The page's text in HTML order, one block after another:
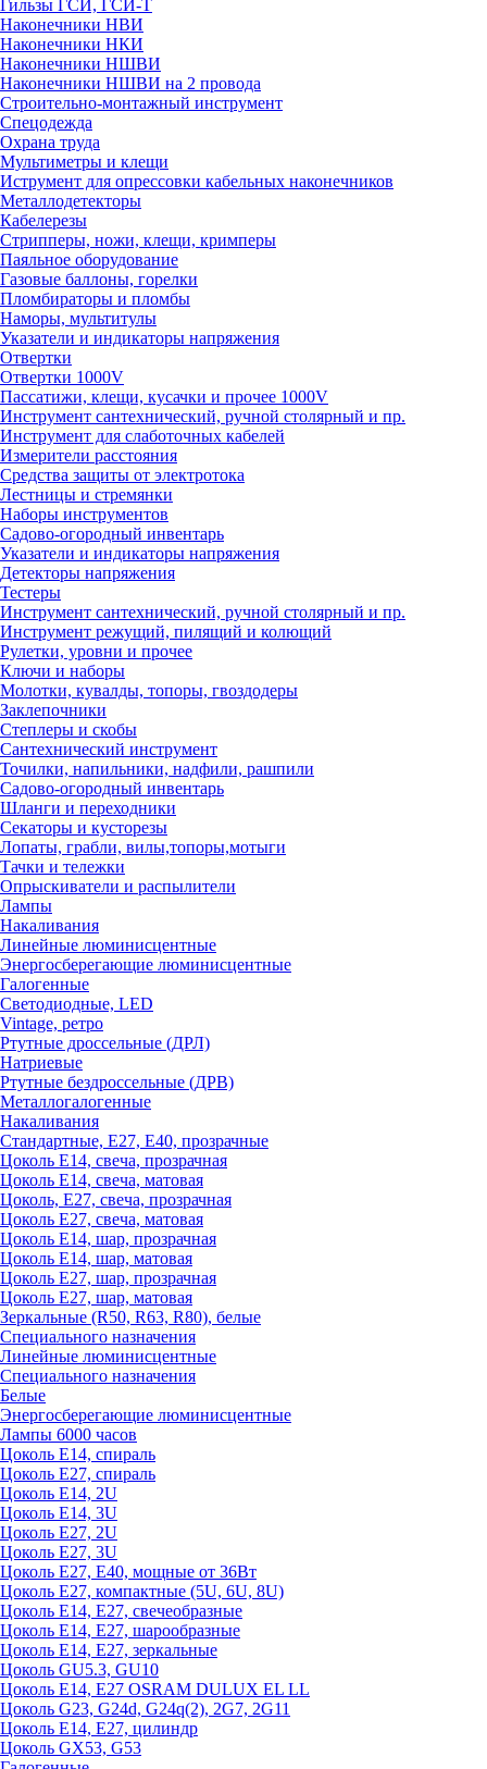
Гильзы ГСИ, ГСИ-Т
Наконечники НВИ
Наконечники НКИ
Наконечники НШВИ
Наконечники НШВИ на 2 провода
Строительно-монтажный инструмент
Спецодежда
Охрана труда
Мультиметры и клещи
Иструмент для опрессовки кабельных наконечников
Металлодетекторы
Кабелерезы
Стрипперы, ножи, клещи, кримперы
Паяльное оборудование
Газовые баллоны, горелки
Пломбираторы и пломбы
Наморы, мультитулы
Указатели и индикаторы напряжения
Отвертки
Отвертки 1000V
Пассатижи, клещи, кусачки и прочее 1000V
Инструмент сантехнический, ручной столярный и пр.
Инструмент для слаботочных кабелей
Измерители расстояния
Средства защиты от электротока
Лестницы и стремянки
Наборы инструментов
Садово-огородный инвентарь
Указатели и индикаторы напряжения
Детекторы напряжения
Тестеры
Инструмент сантехнический, ручной столярный и пр.
Инструмент режущий, пилящий и колющий
Рулетки, уровни и прочее
Ключи и наборы
Молотки, кувалды, топоры, гвоздодеры
Заклепочники
Степлеры и скобы
Сантехнический инструмент
Точилки, напильники, надфили, рашпили
Садово-огородный инвентарь
Шланги и переходники
Секаторы и кусторезы
Лопаты, грабли, вилы,топоры,мотыги
Тачки и тележки
Опрыскиватели и распылители
Лампы
Накаливания
Линейные люминисцентные
Энергосберегающие люминисцентные
Галогенные
Светодиодные, LED
Vintage, ретро
Ртутные дроссельные (ДРЛ)
Натриевые
Ртутные бездроссельные (ДРВ)
Металлогалогенные
Накаливания
Стандартные, Е27, Е40, прозрачные
Цоколь Е14, свеча, прозрачная
Цоколь Е14, свеча, матовая
Цоколь, Е27, свеча, прозрачная
Цоколь Е27, свеча, матовая
Цоколь Е14, шар, прозрачная
Цоколь Е14, шар, матовая
Цоколь Е27, шар, прозрачная
Цоколь Е27, шар, матовая
Зеркальные (R50, R63, R80), белые
Специального назначения
Линейные люминисцентные
Специального назначения
Белые
Энергосберегающие люминисцентные
Лампы 6000 часов
Цоколь Е14, спираль
Цоколь Е27, спираль
Цоколь Е14, 2U
Цоколь Е14, 3U
Цоколь Е27, 2U
Цоколь Е27, 3U
Цоколь Е27, Е40, мощные от 36Вт
Цоколь Е27, компактные (5U, 6U, 8U)
Цоколь Е14, Е27, свечеобразные
Цоколь Е14, Е27, шарообразные
Цоколь Е14, Е27, зеркальные
Цоколь GU5.3, GU10
Цоколь Е14, Е27 OSRAM DULUX EL LL
Цоколь G23, G24d, G24q(2), 2G7, 2G11
Цоколь Е14, Е27, цилиндр
Цоколь GX53, G53